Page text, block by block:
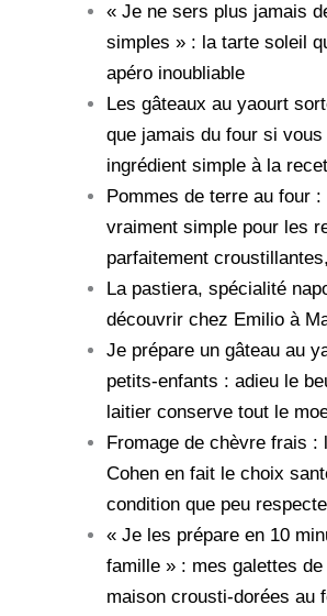
« Je ne sers plus jamais
simples » : la tarte soleil
apéro inoubliable
Les gâteaux au yaourt
que jamais du four si vous
ingrédient simple à la
Pommes de terre au four :
vraiment simple pour les
parfaitement
La pastiera, spécialité
découvrir chez Emilio à
Je prépare un gâteau au
petits-enfants : adieu le
laitier conserve tout le
Fromage de chèvre frais :
Cohen en fait le choix
condition que peu
« Je les prépare en 10
famille » : mes galettes
maison crousti-dorées au